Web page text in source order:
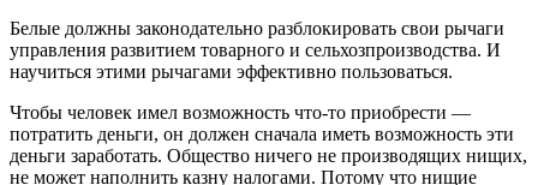
Белые должны законодательно разблокировать свои рычаги
управления развитием товарного и сельхозпроизводства. И
научиться этими рычагами эффективно пользоваться.
Чтобы человек имел возможность что-то приобрести —
потратить деньги, он должен сначала иметь возможность эти
деньги заработать. Общество ничего не производящих нищих,
не может наполнить казну налогами. Потому что нищие